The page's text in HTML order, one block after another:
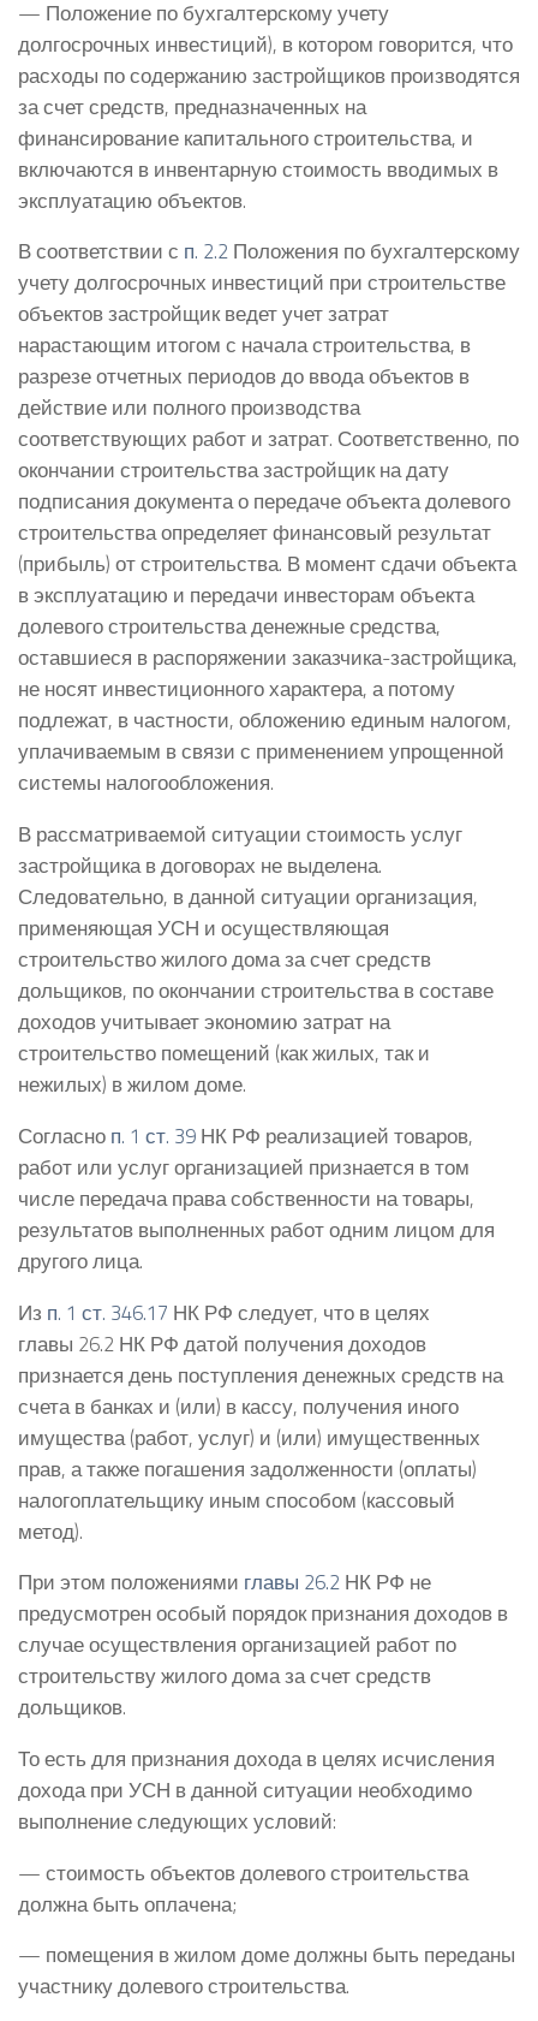
— Положение по бухгалтерскому учету
долгосрочных инвестиций), в котором говорится, что
расходы по содержанию застройщиков производятся
за счет средств, предназначенных на
финансирование капитального строительства, и
включаются в инвентарную стоимость вводимых в
эксплуатацию объектов.
В соответствии с п. 2.2 Положения по бухгалтерскому
учету долгосрочных инвестиций при строительстве
объектов застройщик ведет учет затрат
нарастающим итогом с начала строительства, в
разрезе отчетных периодов до ввода объектов в
действие или полного производства
соответствующих работ и затрат. Соответственно, по
окончании строительства застройщик на дату
подписания документа о передаче объекта долевого
строительства определяет финансовый результат
(прибыль) от строительства. В момент сдачи объекта
в эксплуатацию и передачи инвесторам объекта
долевого строительства денежные средства,
оставшиеся в распоряжении заказчика-застройщика,
не носят инвестиционного характера, а потому
подлежат, в частности, обложению единым налогом,
уплачиваемым в связи с применением упрощенной
системы налогообложения.
В рассматриваемой ситуации стоимость услуг
застройщика в договорах не выделена.
Следовательно, в данной ситуации организация,
применяющая УСН и осуществляющая
строительство жилого дома за счет средств
дольщиков, по окончании строительства в составе
доходов учитывает экономию затрат на
строительство помещений (как жилых, так и
нежилых) в жилом доме.
Согласно п. 1 ст. 39 НК РФ реализацией товаров,
работ или услуг организацией признается в том
числе передача права собственности на товары,
результатов выполненных работ одним лицом для
другого лица.
Из п. 1 ст. 346.17 НК РФ следует, что в целях
главы 26.2 НК РФ датой получения доходов
признается день поступления денежных средств на
счета в банках и (или) в кассу, получения иного
имущества (работ, услуг) и (или) имущественных
прав, а также погашения задолженности (оплаты)
налогоплательщику иным способом (кассовый
метод).
При этом положениями главы 26.2 НК РФ не
предусмотрен особый порядок признания доходов в
случае осуществления организацией работ по
строительству жилого дома за счет средств
дольщиков.
То есть для признания дохода в целях исчисления
дохода при УСН в данной ситуации необходимо
выполнение следующих условий:
— стоимость объектов долевого строительства
должна быть оплачена;
— помещения в жилом доме должны быть переданы
участнику долевого строительства.